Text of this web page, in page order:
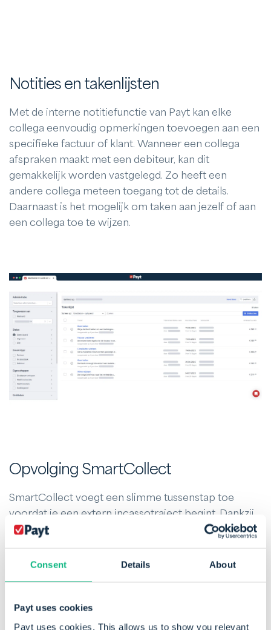
Consent Details About
Payt uses cookies
Payt uses cookies. This allows us to show you relevant
Notities en takenlijsten
Met de interne notitiefunctie van Payt kan elke
collega eenvoudig opmerkingen toevoegen aan een
specifieke factuur of klant. Wanneer een collega
afspraken maakt met een debiteur, kan dit
gemakkelijk worden vastgelegd. Zo heeft een
andere collega meteen toegang tot de details.
Daarnaast is het mogelijk om taken aan jezelf of aan
een collega toe te wijzen.
Opvolging SmartCollect
SmartCollect voegt een slimme tussenstap toe
voordat je een extern incassotraject begint. Dankzij
geautomatiseerde workflows en klantvriendelijke
65% van de openstaande facturen alsnog betaald,
bieden dit aan voor € 19,95 per opdracht.